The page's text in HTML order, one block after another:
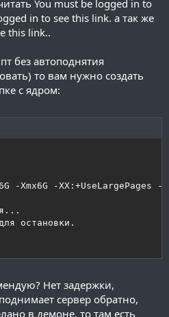
You must be logged in to
in to see this link. а так же
this link..
без автоподнятия
то вам нужно создать
с ядром:
-XX:+UseLargePages -
остановки.
Нет задержки,
сервер обратно,
в демоне, то там есть